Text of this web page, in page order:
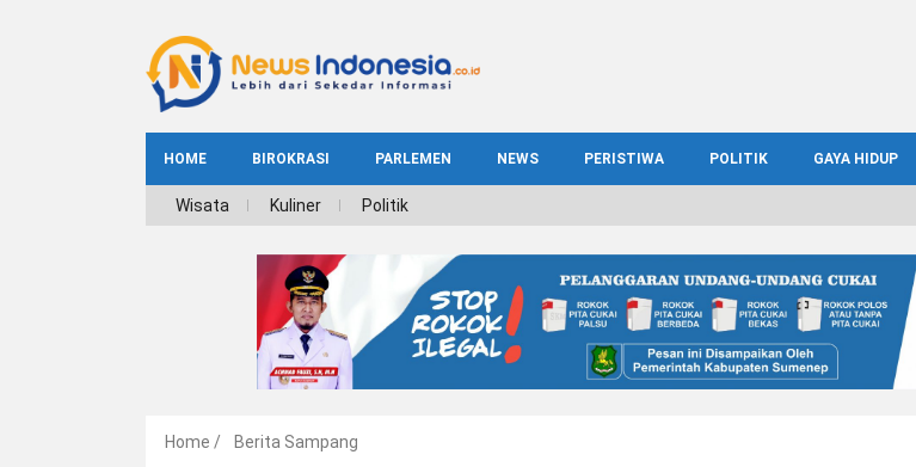
HOME BIROKRASI PARLEMEN NEWS PERISTIWA POLITIK GAYA HIDUP
INDEKS BIROKRASI
Wisata Kuliner Politik
Home / Berita Sampang